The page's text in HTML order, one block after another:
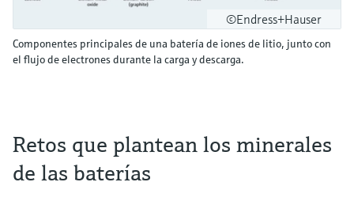
©Endress+Hauser
Componentes principales de una batería de iones de litio, junto con
el flujo de electrones durante la carga y descarga.
Retos que plantean los minerales
de las baterías